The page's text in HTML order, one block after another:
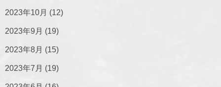
2023年10月 (12)
2023年9月 (19)
2023年8月 (15)
2023年7月 (19)